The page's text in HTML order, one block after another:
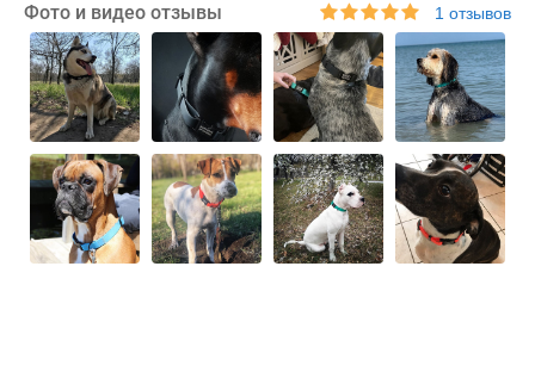
Фото и видео отзывы 1 отзывов
сантиметровой лентой и сверьте полученные данные
с информацией в таблице.
Характеристики